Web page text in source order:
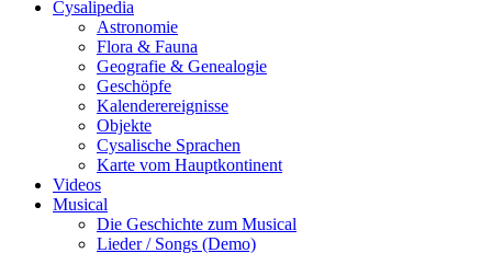
Cysalipedia
Astronomie
Flora & Fauna
Geografie & Genealogie
Geschöpfe
Kalenderereignisse
Objekte
Cysalische Sprachen
Karte vom Hauptkontinent
Videos
Musical
Die Geschichte zum Musical
Lieder / Songs (Demo)